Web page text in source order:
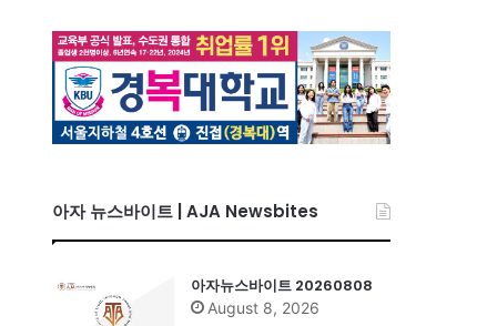
아자 뉴스바이트 | AJA Newsbites
아자뉴스바이트 20260808
August 8, 2026